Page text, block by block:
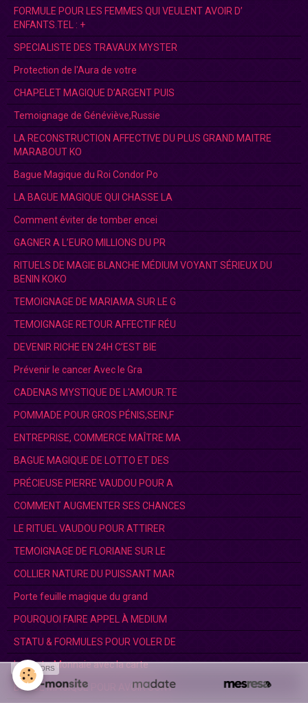
FORMULE POUR LES FEMMES QUI VEULENT AVOIR D’
ENFANTS.TEL : +
SPECIALISTE DES TRAVAUX MYSTER
Protection de l'Aura de votre
CHAPELET MAGIQUE D’ARGENT PUIS
Temoignage de Généviève,Russie
LA RECONSTRUCTION AFFECTIVE DU PLUS GRAND MAITRE
MARABOUT KO
Bague Magique du Roi Condor Po
LA BAGUE MAGIQUE QUI CHASSE LA
Comment éviter de tomber encei
GAGNER A L’EURO MILLIONS DU PR
RITUELS DE MAGIE BLANCHE MÉDIUM VOYANT SÉRIEUX DU
BENIN KOKO
TEMOIGNAGE DE MARIAMA SUR LE G
TEMOIGNAGE RETOUR AFFECTIF RÉU
DEVENIR RICHE EN 24H C’EST BIE
Prévenir le cancer Avec le Gra
CADENAS MYSTIQUE DE L'AMOUR.TE
POMMADE POUR GROS PÉNIS,SEIN,F
ENTREPRISE, COMMERCE MAÎTRE MA
BAGUE MAGIQUE DE LOTTO ET DES
PRÉCIEUSE PIERRE VAUDOU POUR A
COMMENT AUGMENTER SES CHANCES
LE RITUEL VAUDOU POUR ATTIRER
TEMOIGNAGE DE FLORIANE SUR LE
COLLIER NATURE DU PUISSANT MAR
Porte feuille magique du grand
POURQUOI FAIRE APPEL À MEDIUM
STATU & FORMULES POUR VOLER DE
Le Porte-Monnaie avec la carte
BAGUE MAGIQUE POUR AVOIR SON P
SPONSORS